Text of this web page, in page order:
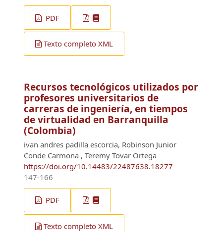
PDF
Texto completo XML
Recursos tecnológicos utilizados por
profesores universitarios de
carreras de ingeniería, en tiempos
de virtualidad en Barranquilla
(Colombia)
ivan andres padilla escorcia, Robinson Junior
Conde Carmona , Teremy Tovar Ortega
https://doi.org/10.14483/22487638.18277
147-166
PDF
Texto completo XML